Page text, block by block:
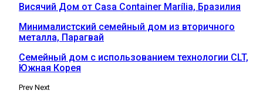
Висячий Дом от Casa Container Marília, Бразилия
Минималистский семейный дом из вторичного
металла, Парагвай
Семейный дом с использованием технологии CLT,
Южная Корея
Prev Next